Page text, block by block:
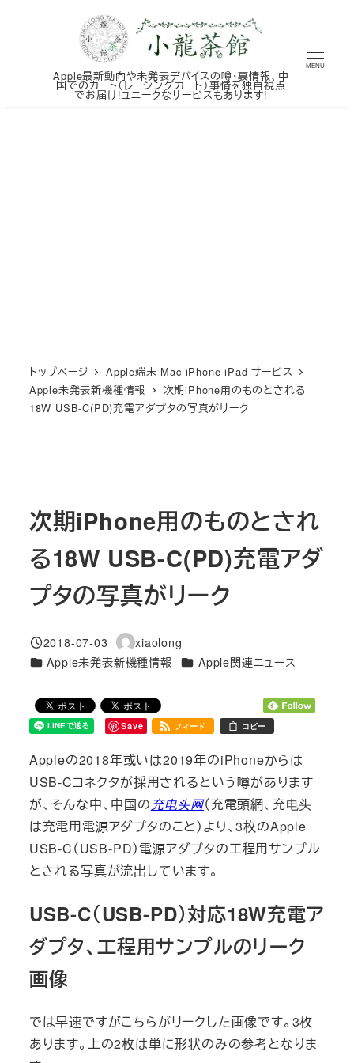
Apple最新動向や未発表デバイスの噂・裏情報、中
国でのカート（レーシングカート）事情を独自視点
でお届け!ユニークなサービスもあります!
MENU
トップページ
Apple端末 Mac iPhone iPad サービス
Apple未発表新機種情報
次期iPhone用のものとされる
18W USB-C(PD)充電アダプタの写真がリーク
次期iPhone用のものとされ
る18W USB-C(PD)充電アダ
プタの写真がリーク
投稿日
2018-07-03
著
者
xiaolong
カテゴリー
Apple未発表新機種情報 カテゴリー
Apple関連ニュース
Save フィード コピー
Appleの2018年或いは2019年のiPhoneからは
USB-Cコネクタが採用されるという噂があります
が、そんな中、中国の充电头网（充電頭網、充电头
は充電用電源アダプタのこと）より、3枚のApple
USB-C（USB-PD）電源アダプタの工程用サンプル
とされる写真が流出しています。
USB-C（USB-PD）対応18W充電ア
ダプタ、工程用サンプルのリーク
画像
では早速ですがこちらがリークした画像です。3枚
あります。上の2枚は単に形状のみの参考となりま